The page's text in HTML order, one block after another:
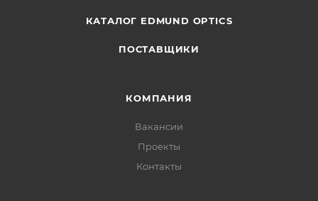
КАТАЛОГ EDMUND OPTICS
ПОСТАВЩИКИ
КОМПАНИЯ
Вакансии
Проекты
Контакты